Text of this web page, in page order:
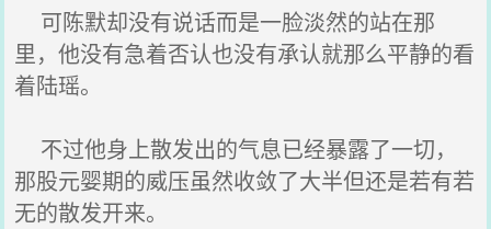
可陈默却没有说话而是一脸淡然的站在那
里，他没有急着否认也没有承认就那么平静的看
着陆瑶。
不过他身上散发出的气息已经暴露了一切，
那股元婴期的威压虽然收敛了大半但还是若有若
无的散发开来。